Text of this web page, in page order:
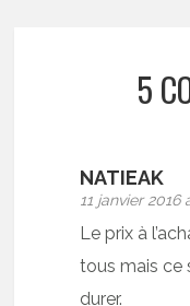
5
NATIEAK
11 janvier 2016
Le prix à
tous mais ce
durer.